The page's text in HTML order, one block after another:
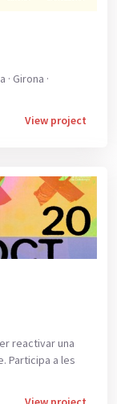
Girona ·
View project
reactivar una
Participa a les